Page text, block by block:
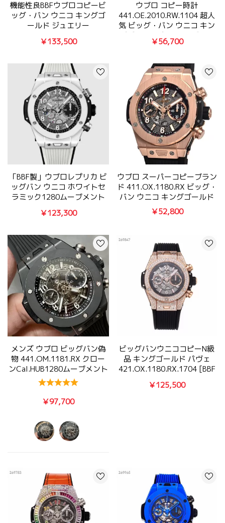
機能性良BBFウブロコピービ
ッグ・バン ウニコ キングゴ
ールド ジュエリー
￥133,500
ウブロ コピー時計
441.OE.2010.RW.1104 超人
気 ビッグ・バン ウニコ キン
グゴールド ホワイト ダイヤ
モンド
￥56,700
「BBF製」ウブロレプリカ ビ
ッグバン ウニコ ホワイトセ
ラミック1280ムーブメント
￥123,300
ウブロ スーパーコピーブラン
ド 411.OX.1180.RX ビッグ・
バン ウニコ キングゴールド
￥52,800
メンズ ウブロ ビッグバン偽
物 441.OM.1181.RX クロー
ンcal.HUB1280ムーブメント
￥97,700
ビッグバンウニココピーN級
品 キングゴールド パヴェ
421.OX.1180.RX.1704 [BBF
￥125,500